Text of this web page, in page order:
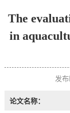
The
in
发
论文名称：